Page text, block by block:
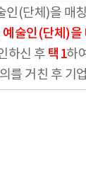
(단체)을 매
예술인(단체)을
하신 후 택1하
를 거친 후 기